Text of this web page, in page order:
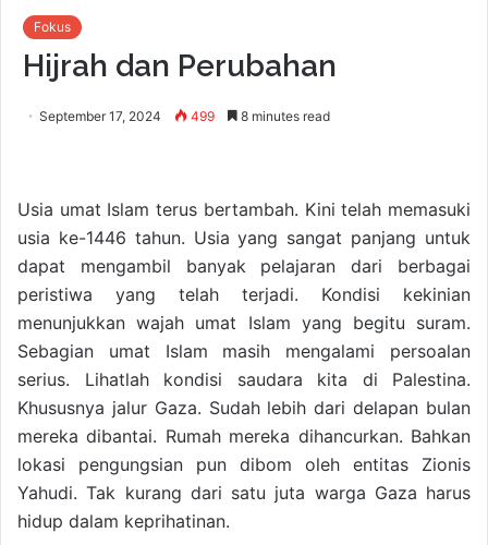
Fokus
Hijrah dan Perubahan
September 17, 2024 499 8 minutes read
Usia umat Islam terus bertambah. Kini telah memasuki
usia ke-1446 tahun. Usia yang sangat panjang untuk
dapat mengambil banyak pelajaran dari berbagai
peristiwa yang telah terjadi. Kondisi kekinian
menunjukkan wajah umat Islam yang begitu suram.
Sebagian umat Islam masih mengalami persoalan
serius. Lihatlah kondisi saudara kita di Palestina.
Khususnya jalur Gaza. Sudah lebih dari delapan bulan
mereka dibantai. Rumah mereka dihancurkan. Bahkan
lokasi pengungsian pun dibom oleh entitas Zionis
Yahudi. Tak kurang dari satu juta warga Gaza harus
hidup dalam keprihatinan.